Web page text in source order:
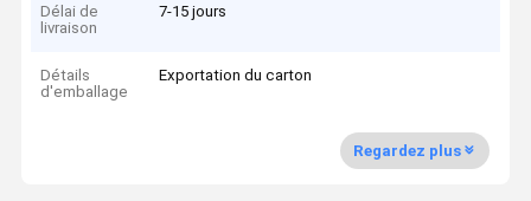
Délai de
livraison
7-15 jours
Détails
d'emballage
Exportation du carton
Regardez plus